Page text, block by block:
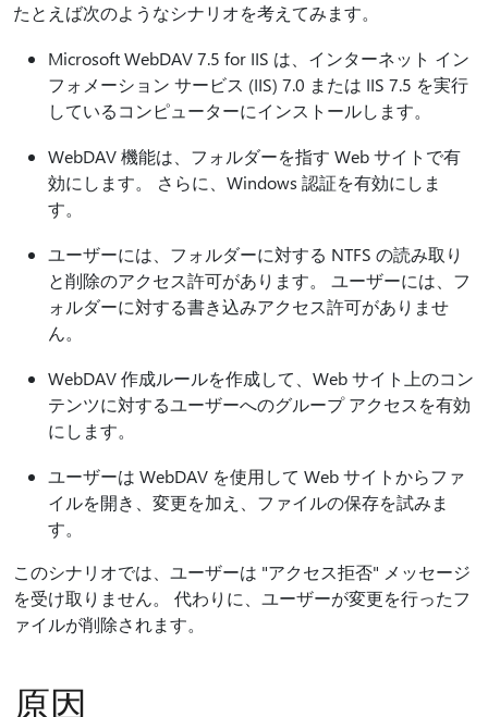
たとえば次のようなシナリオを考えてみます。
Microsoft WebDAV 7.5 for IIS は、インターネット イン
フォメーション サービス (IIS) 7.0 または IIS 7.5 を実行
しているコンピューターにインストールします。
WebDAV 機能は、フォルダーを指す Web サイトで有
効にします。 さらに、Windows 認証を有効にしま
す。
ユーザーには、フォルダーに対する NTFS の読み取り
と削除のアクセス許可があります。 ユーザーには、フ
ォルダーに対する書き込みアクセス許可がありませ
ん。
WebDAV 作成ルールを作成して、Web サイト上のコン
テンツに対するユーザーへのグループ アクセスを有効
にします。
ユーザーは WebDAV を使用して Web サイトからファ
イルを開き、変更を加え、ファイルの保存を試みま
す。
このシナリオでは、ユーザーは "アクセス拒否" メッセージ
を受け取りません。 代わりに、ユーザーが変更を行ったフ
ァイルが削除されます。
原因